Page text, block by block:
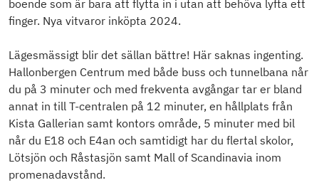
boende som är bara att flytta in i utan att behöva lyfta ett
finger. Nya vitvaror inköpta 2024.
Lägesmässigt blir det sällan bättre! Här saknas ingenting.
Hallonbergen Centrum med både buss och tunnelbana når
du på 3 minuter och med frekventa avgångar tar er bland
annat in till T-centralen på 12 minuter, en hållplats från
Kista Gallerian samt kontors område, 5 minuter med bil
når du E18 och E4an och samtidigt har du flertal skolor,
Lötsjön och Råstasjön samt Mall of Scandinavia inom
promenadavstånd.